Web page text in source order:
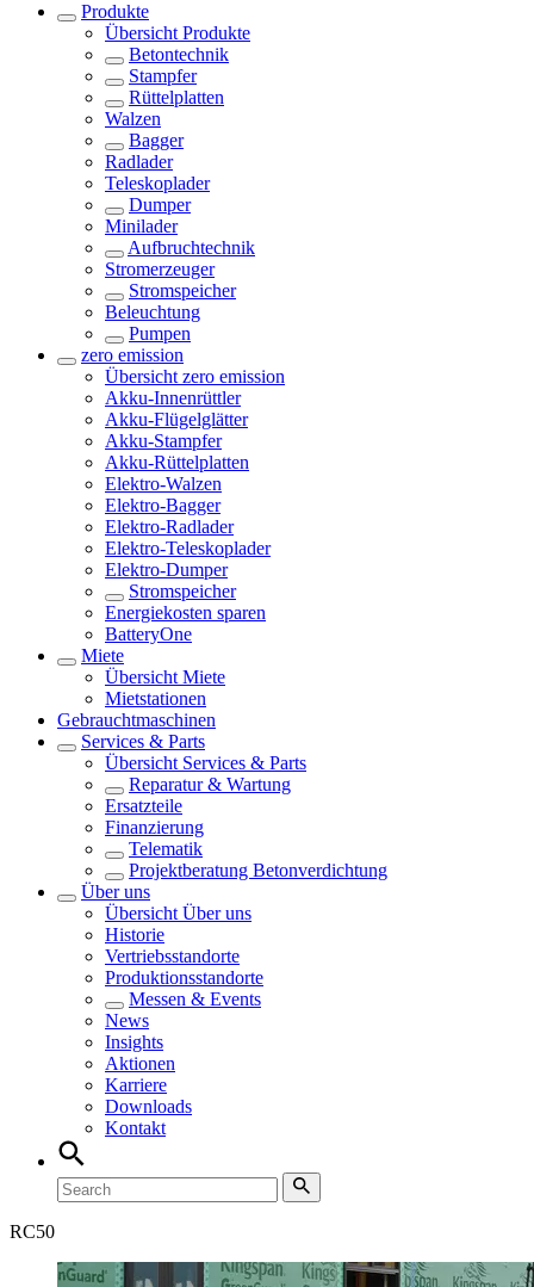
Produkte
Übersicht Produkte
Betontechnik
Stampfer
Rüttelplatten
Walzen
Bagger
Radlader
Teleskoplader
Dumper
Minilader
Aufbruchtechnik
Stromerzeuger
Stromspeicher
Beleuchtung
Pumpen
zero emission
Übersicht zero emission
Akku-Innenrüttler
Akku-Flügelglätter
Akku-Stampfer
Akku-Rüttelplatten
Elektro-Walzen
Elektro-Bagger
Elektro-Radlader
Elektro-Teleskoplader
Elektro-Dumper
Stromspeicher
Energiekosten sparen
BatteryOne
Miete
Übersicht Miete
Mietstationen
Gebrauchtmaschinen
Services & Parts
Übersicht Services & Parts
Reparatur & Wartung
Ersatzteile
Finanzierung
Telematik
Projektberatung Betonverdichtung
Über uns
Übersicht Über uns
Historie
Vertriebsstandorte
Produktionsstandorte
Messen & Events
News
Insights
Aktionen
Karriere
Downloads
Kontakt
RC50